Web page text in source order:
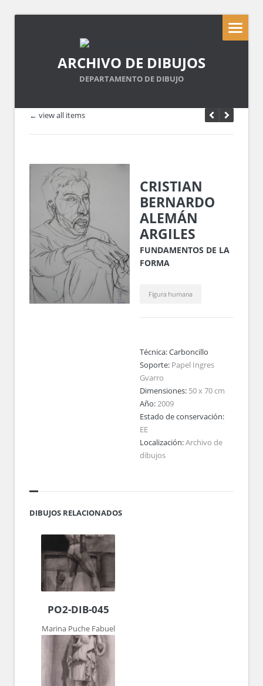
ARCHIVO DE DIBUJOS
DEPARTAMENTO DE DIBUJO
← view all items
CRISTIAN
BERNARDO
ALEMÁN
ARGILES
FUNDAMENTOS DE LA
FORMA
Figura humana
Técnica:Carboncillo
Soporte: Papel Ingres
Gvarro
Dimensiones: 50 x 70 cm
Año:2009
Estado de conservación:
EE
Localización:Archivo de
dibujos
DIBUJOS RELACIONADOS
PO2-DIB-045
Marina Puche Fabuel